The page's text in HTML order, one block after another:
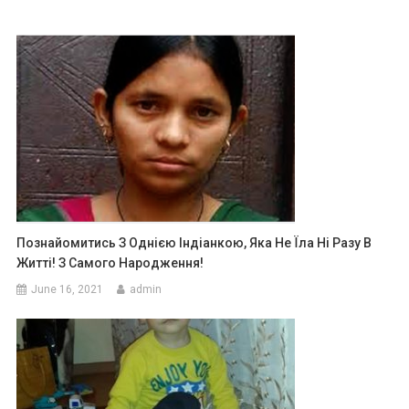
Познайомитись З Однією Індіанкою, Яка Не Їла Ні Разу В
Житті! З Самого Народження!
June 16, 2021 admin